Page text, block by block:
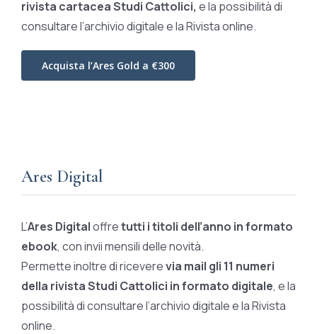
rivista cartacea Studi Cattolici, e la possibilità di
consultare l’archivio digitale e la Rivista online.
Acquista l’Ares Gold a €300
Ares Digital
L’Ares Digitaloffretutti i titoli dell’anno in formato
ebook, con invii mensili delle novità.
Permette inoltre di riceverevia mail gli 11 numeri
della rivista Studi Cattolici in formato digitale, e la
possibilità di consultare l’archivio digitale e la Rivista
online.